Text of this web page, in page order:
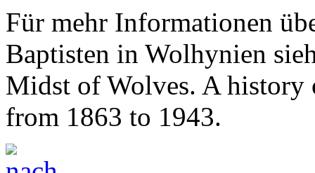
Für mehr Informationen
Baptisten in Wolhynien
Midst of Wolves. A history
from 1863 to 1943.